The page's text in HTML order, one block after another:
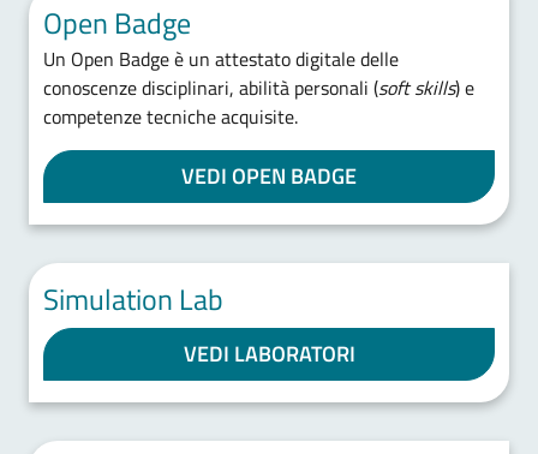
Open Badge
Un Open Badge è un attestato digitale delle
conoscenze disciplinari, abilità personali (soft skills) e
competenze tecniche acquisite.
VEDI OPEN BADGE
Simulation Lab
VEDI LABORATORI